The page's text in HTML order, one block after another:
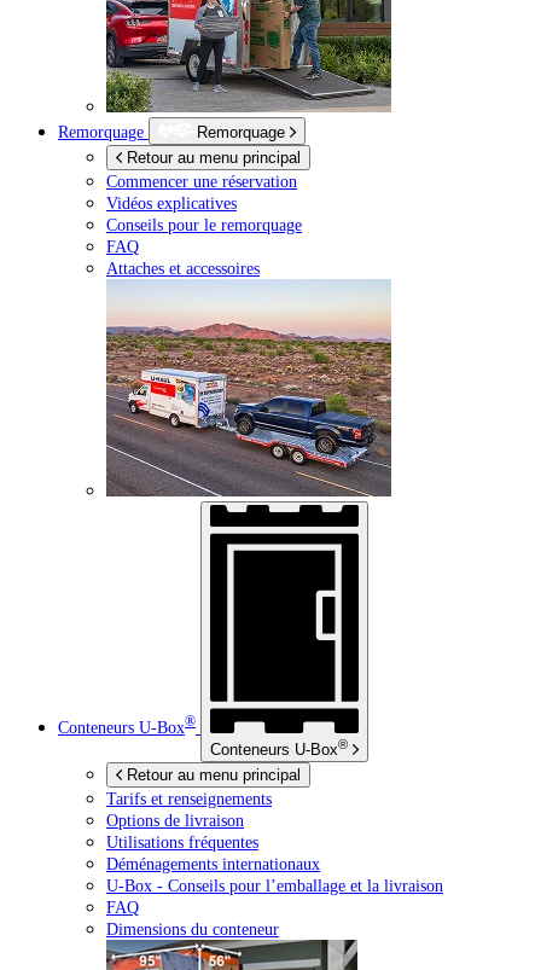
Remorquage
Remorquage
Retour au menu principal
Commencer une réservation
Vidéos explicatives
Conseils pour le remorquage
FAQ
Attaches et accessoires
Conteneurs U-Box®
Conteneurs U-Box®
Retour au menu principal
Tarifs et renseignements
Options de livraison
Utilisations fréquentes
Déménagements internationaux
U-Box - Conseils pour l’emballage et la livraison
FAQ
Dimensions du conteneur